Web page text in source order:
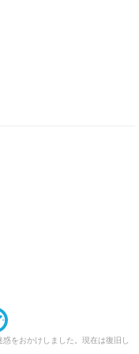
をおかけしました。現在は復旧し